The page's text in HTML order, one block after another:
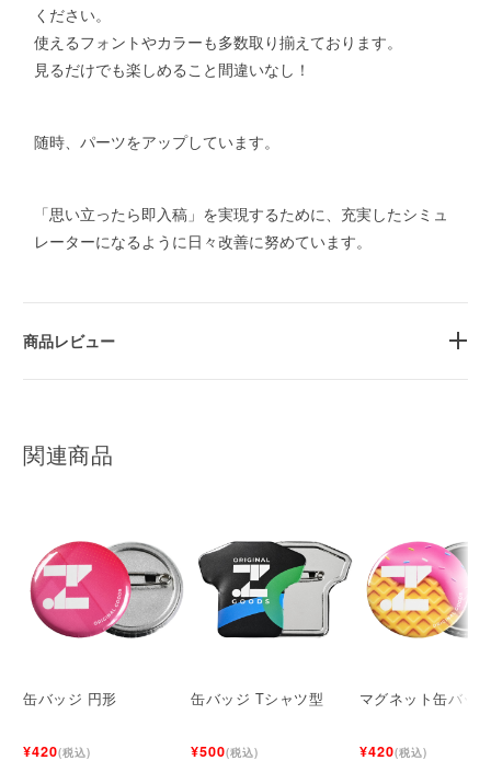
ください。
使えるフォントやカラーも多数取り揃えております。
見るだけでも楽しめること間違いなし！
随時、パーツをアップしています。
「思い立ったら即入稿」を実現するために、充実したシミュ
レーターになるように日々改善に努めています。
商品レビュー
関連商品
缶バッジ 円形
¥420(税込)
缶バッジ Tシャツ型
¥500(税込)
マグネット缶バッ
¥420(税込)